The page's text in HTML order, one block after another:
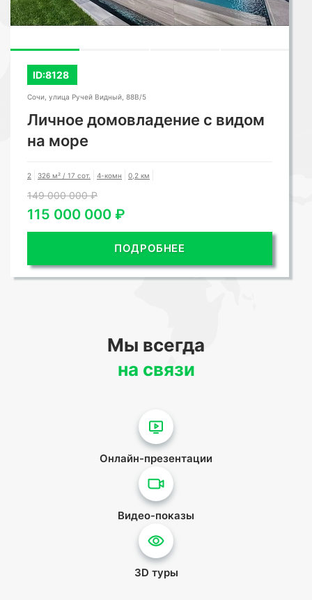
ID:8128
Сочи, улица Ручей Видный, 88В/5
Личное домовладение с видом
на море
2 326 м² / 17 сот. 4-комн 0,2 км
149 000 000 ₽
115 000 000 ₽
ПОДРОБНЕЕ
Мы всегда
на связи
Онлайн-презентации
Видео-показы
3D туры